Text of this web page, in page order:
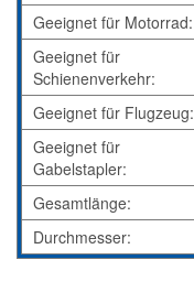
Geeignet für Motorrad:
Geeignet für
Schienenverkehr:
Geeignet für Flugzeug:
Geeignet für
Gabelstapler:
Gesamtlänge:
Durchmesser: